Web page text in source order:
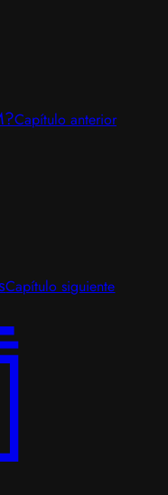
Capítulo anterior
Capítulo siguiente